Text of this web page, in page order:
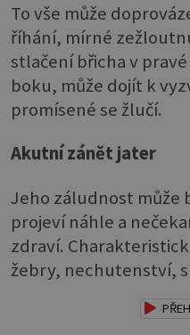
To vše může
říhání, mírné
stlačení břicha v
boku, může dojít k
promísené se žlučí.
Akutní zánět jater
Jeho záludnost může
projeví náhle a
zdraví.
žebry, nechutenství,